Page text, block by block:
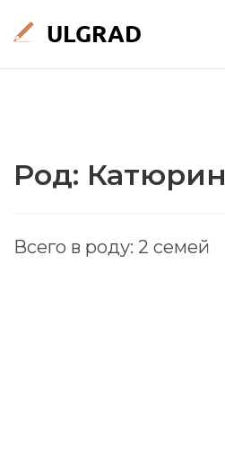
Род: Катюрин
Всего в роду: 2 семей